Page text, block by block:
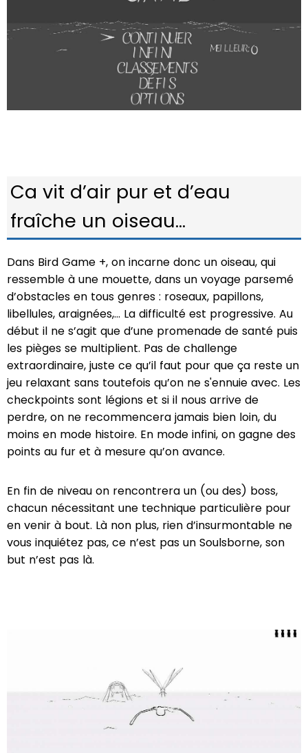
Ca vit d’air pur et d’eau
fraîche un oiseau...
Dans Bird Game +, on incarne donc un oiseau, qui
ressemble à une mouette, dans un voyage parsemé
d’obstacles en tous genres : roseaux, papillons,
libellules, araignées,... La difficulté est progressive. Au
début il ne s’agit que d’une promenade de santé puis
les pièges se multiplient. Pas de challenge
extraordinaire, juste ce qu’il faut pour que ça reste un
jeu relaxant sans toutefois qu’on ne s'ennuie avec. Les
checkpoints sont légions et si il nous arrive de
perdre, on ne recommencera jamais bien loin, du
moins en mode histoire. En mode infini, on gagne des
points au fur et à mesure qu’on avance.
En fin de niveau on rencontrera un (ou des) boss,
chacun nécessitant une technique particulière pour
en venir à bout. Là non plus, rien d’insurmontable ne
vous inquiétez pas, ce n’est pas un Soulsborne, son
but n’est pas là.